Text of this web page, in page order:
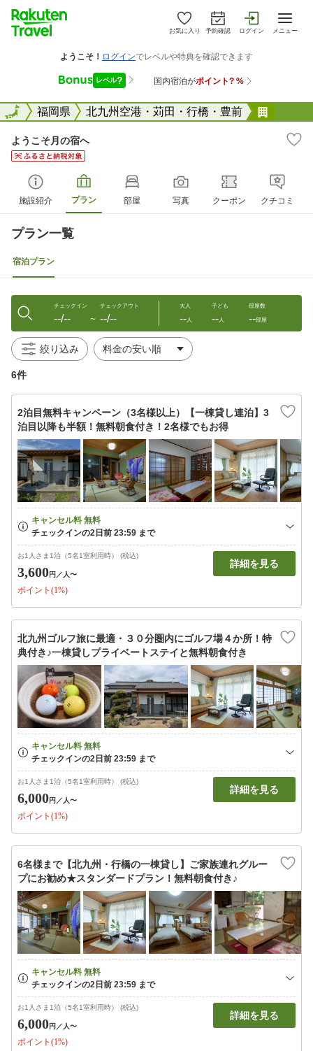
お気に入り 予約確認 ログイン メニュー
全国福岡県 北九州空港・苅田・行橋・豊前
全国
ようこそ月の宿へ
施設紹介 プラン 部屋 写真 クーポン クチコミ
プラン一覧
宿泊プラン
チェックイン
--/-- 〜
チェックアウト
--/--
大人
--人
子ども
--人
部屋数
--部屋
絞り込み
6件
2泊目無料キャンペーン（3名様以上）【一棟貸し連泊】3
泊目以降も半額！無料朝食付き！2名様でもお得
お1人さま1泊（5名1室利用時） (税込)
3,600円 ／人〜
ポイント(1%)
詳細を見る
北九州ゴルフ旅に最適・３０分圏内にゴルフ場４か所！特
典付き♪一棟貸しプライベートステイと無料朝食付き
お1人さま1泊（5名1室利用時） (税込)
6,000円 ／人〜
ポイント(1%)
詳細を見る
6名様まで【北九州・行橋の一棟貸し】ご家族連れグルー
プにお勧め★スタンダードプラン！無料朝食付き♪
お1人さま1泊（5名1室利用時） (税込)
6,000円 ／人〜
ポイント(1%)
詳細を見る